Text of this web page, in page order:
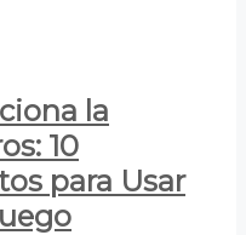
la
10
para Usar